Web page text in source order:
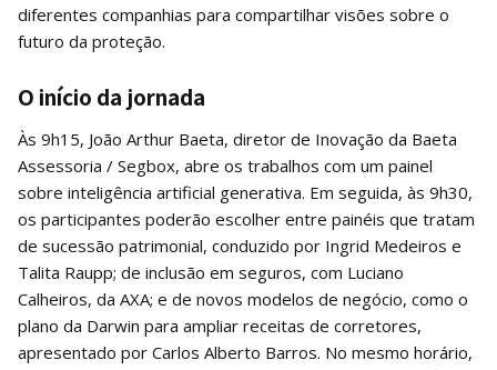
diferentes companhias para compartilhar visões sobre o
futuro da proteção.
O início da jornada
Às 9h15, João Arthur Baeta, diretor de Inovação da Baeta
Assessoria / Segbox, abre os trabalhos com um painel
sobre inteligência artificial generativa. Em seguida, às 9h30,
os participantes poderão escolher entre painéis que tratam
de sucessão patrimonial, conduzido por Ingrid Medeiros e
Talita Raupp; de inclusão em seguros, com Luciano
Calheiros, da AXA; e de novos modelos de negócio, como o
plano da Darwin para ampliar receitas de corretores,
apresentado por Carlos Alberto Barros. No mesmo horário,